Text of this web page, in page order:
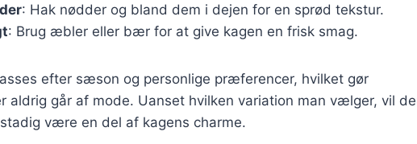
: Hak nødder og bland dem i dejen for en sprød tekstur.
: Brug æbler eller bær for at give kagen en frisk smag.
efter sæson og personlige præferencer, hvilket gør
aldrig går af mode. Uanset hvilken variation man vælger, vil
være en del af kagens charme.